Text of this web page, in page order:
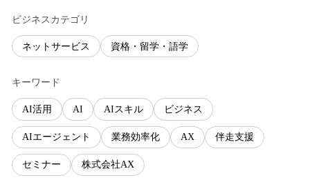
ビジネスカテゴリ
ネットサービス 資格・留学・語学
キーワード
AI活用 AI AIスキル ビジネス
AIエージェント 業務効率化 AX 伴走支援
セミナー 株式会社AX